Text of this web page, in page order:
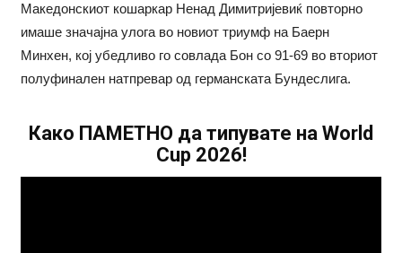
Македонскиот кошаркар Ненад Димитријевиќ повторно
имаше значајна улога во новиот триумф на Баерн
Минхен, кој убедливо го совлада Бон со 91-69 во вториот
полуфинален натпревар од германската Бундеслига.
Како ПАМЕТНО да типувате на World
Cup 2026!